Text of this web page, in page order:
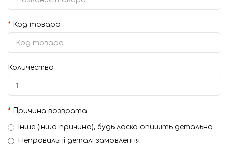
Код товара
Количество
Причина возврата
Інше (інша причина), будь ласка опишіть детально
Неправильні деталі замовлення